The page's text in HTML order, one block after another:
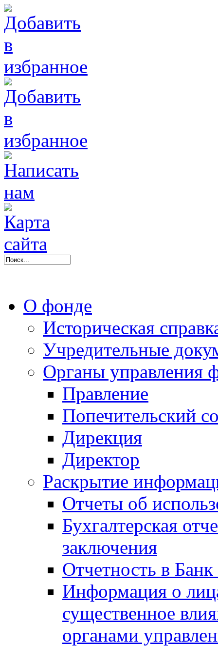
О фонде
Историческая
Учредительные
Органы управления
Правление
Попечительский
Дирекция
Директор
Раскрытие
Отчеты об
Бухгалтерская
заключения
Отчетность в
Информация о
существенное
органами